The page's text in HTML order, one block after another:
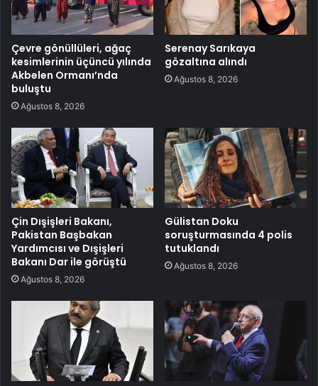
Çevre gönüllüleri, ağaç
kesimlerinin üçüncü yılında
Akbelen Ormanı’nda
buluştu
Ağustos 8, 2026
Serenay Sarıkaya
gözaltına alındı
Ağustos 8, 2026
Çin Dışişleri Bakanı,
Pakistan Başbakan
Yardımcısı ve Dışişleri
Bakanı Dar ile görüştü
Ağustos 8, 2026
Gülistan Doku
soruşturmasında 4 polis
tutuklandı
Ağustos 8, 2026